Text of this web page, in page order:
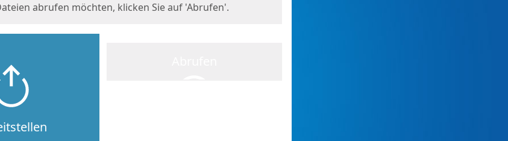
abrufen möchten, klicken Sie auf 'Abrufen'.